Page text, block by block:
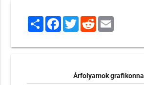
ShareFacebook
TwitterRedditEmail
Árfolyamok grafikonnal